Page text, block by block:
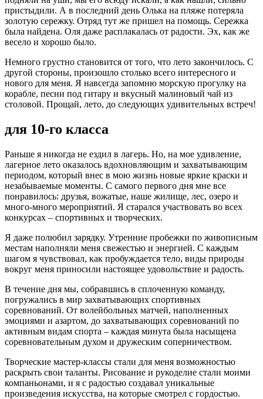
пристыдили. А в последний день Олька на пляже потеряла
золотую сережку. Отряд тут же пришел на помощь. Сережка
была найдена. Оля даже расплакалась от радости. Эх, как же
весело и хорошо было.
Немного грустно становится от того, что лето закончилось. С
другой стороны, произошло столько всего интересного и
нового для меня. Я навсегда запомню морскую прогулку на
корабле, песни под гитару и вкусный малиновый чай из
столовой. Прощай, лето, до следующих удивительных встреч!
для 10-го класса
Раньше я никогда не ездил в лагерь. Но, на мое удивление,
лагерное лето оказалось вдохновляющим и захватывающим
периодом, который внес в мою жизнь новые яркие краски и
незабываемые моменты. С самого первого дня мне все
понравилось: друзья, вожатые, наше жилище, лес, озеро и
много-много мероприятий. Я старался участвовать во всех
конкурсах – спортивных и творческих.
Я даже полюбил зарядку. Утренние пробежки по живописным
местам наполняли меня свежестью и энергией. С каждым
шагом я чувствовал, как пробуждается тело, виды природы
вокруг меня приносили настоящее удовольствие и радость.
В течение дня мы, собравшись в сплоченную команду,
погружались в мир захватывающих спортивных
соревнований. От волейбольных матчей, наполненных
эмоциями и азартом, до захватывающих соревнований по
активным видам спорта – каждая минута была насыщена
соревновательным духом и дружеским соперничеством.
Творческие мастер-классы стали для меня возможностью
раскрыть свои таланты. Рисование и рукоделие стали моими
компаньонами, и я c радостью создавал уникальные
произведения искусства, на которые смотрел c гордостью.